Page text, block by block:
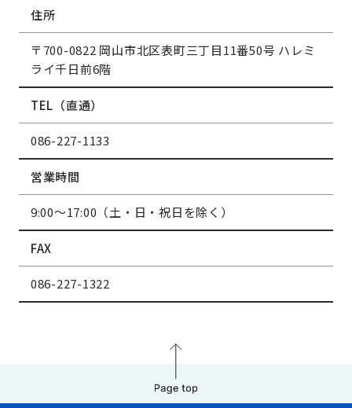
住所
〒700-0822 岡山市北区表町三丁目11番50号 ハレミ
ライ千日前6階
TEL（直通）
086-227-1133
営業時間
9:00～17:00（土・日・祝日を除く）
FAX
086-227-1322